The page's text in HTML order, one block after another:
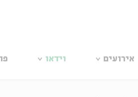
אירועים וידאו